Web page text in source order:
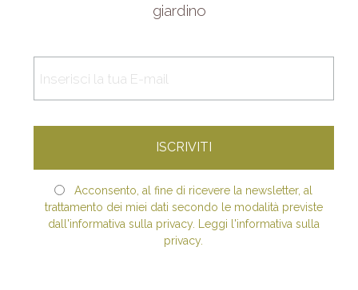
giardino
Acconsento, al fine di ricevere la newsletter, al
trattamento dei miei dati secondo le modalità previste
dall'informativa sulla privacy. Leggi l'informativa sulla
privacy.